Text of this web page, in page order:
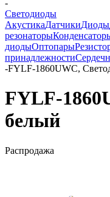
-
Светодиоды
АкустикаДатчикиДиоды
резонаторы
диодыОптопары
принадлежности
-FYLF-1860UWC,
FYLF-
белый
Распродажа